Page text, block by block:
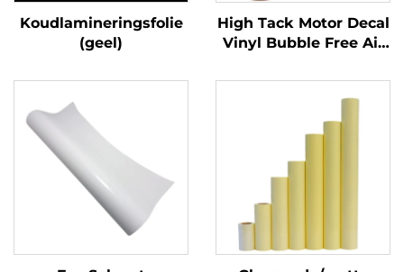
Koudlamineringsfolie
(geel)
High Tack Motor Decal
Vinyl Bubble Free Air
Zelfklevende Vinylrol
voor Motor Auto Dirt
Bike Decal